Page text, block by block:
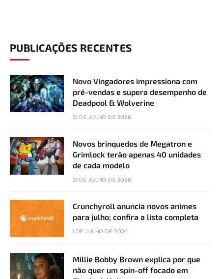
PUBLICAÇÕES RECENTES
Novo Vingadores impressiona com
pré-vendas e supera desempenho de
Deadpool & Wolverine
21 DE JULHO DE 2026
Novos brinquedos de Megatron e
Grimlock terão apenas 40 unidades
de cada modelo
21 DE JULHO DE 2026
Crunchyroll anuncia novos animes
para julho; confira a lista completa
1 DE JULHO DE 2026
Millie Bobby Brown explica por que
não quer um spin-off focado em